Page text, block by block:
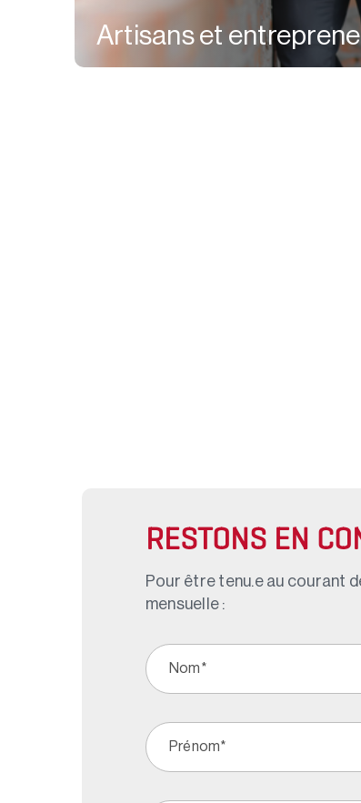
Artisans et
RESTONS EN
Pour être tenu.e au courant
mensuelle :